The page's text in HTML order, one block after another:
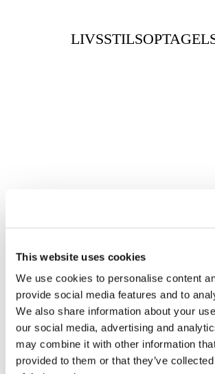
This website uses cookies
We use cookies to personalise content
provide social media features and to
We also share information about your
our social media, advertising and
may combine it with other information
provided to them or that they’ve
INSPIRATION &